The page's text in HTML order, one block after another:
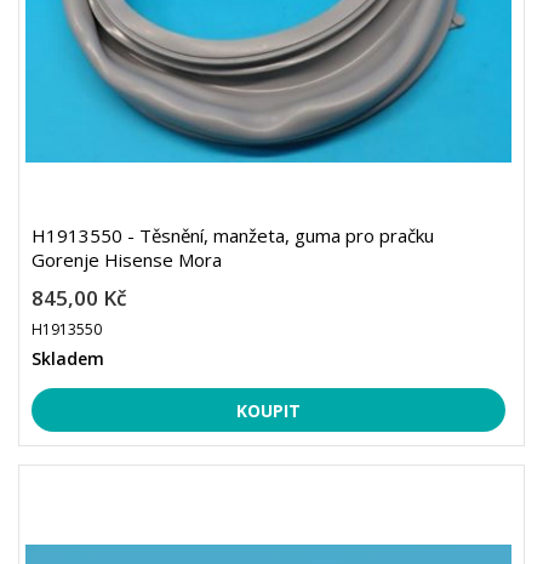
H1913550 - Těsnění, manžeta, guma pro pračku
Gorenje Hisense Mora
845,00 Kč
H1913550
Skladem